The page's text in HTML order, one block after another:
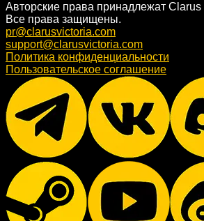
Авторские права принадлежат Clarus
Все права защищены.
pr@clarusvictoria.com
support@clarusvictoria.com
Политика конфиденциальности
Пользовательское соглашение